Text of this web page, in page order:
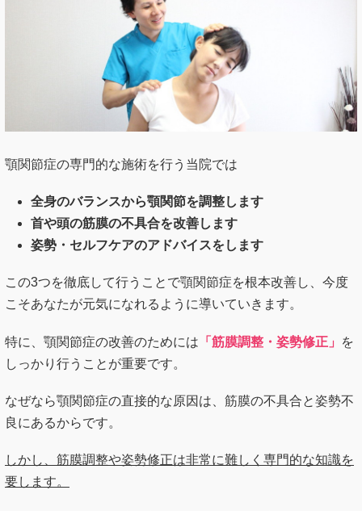
顎関節症の専門的な施術を行う当院では
全身のバランスから顎関節を調整します
首や頭の筋膜の不具合を改善します
姿勢・セルフケアのアドバイスをします
この3つを徹底して行うことで顎関節症を根本改善し、今度
こそあなたが元気になれるように導いていきます。
特に、顎関節症の改善のためには 「筋膜調整・姿勢修正」
を
しっかり行うことが重要です。
なぜなら顎関節症の直接的な原因は、筋膜の不具合と姿勢不
良にあるからです。
しかし、筋膜調整や姿勢修正は非常に難しく専門的な知識を
要します。